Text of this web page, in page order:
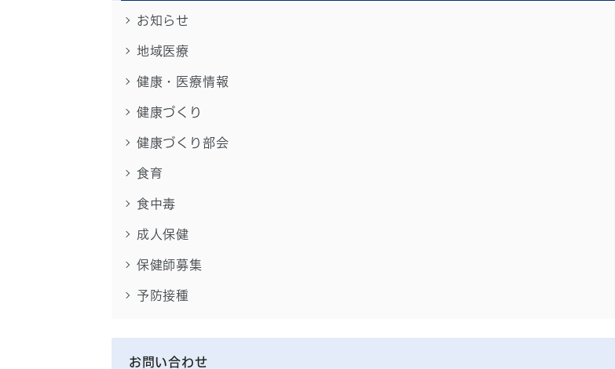
お知らせ
地域医療
健康・医療情報
健康づくり
健康づくり部会
食育
食中毒
成人保健
保健師募集
予防接種
お問い合わせ